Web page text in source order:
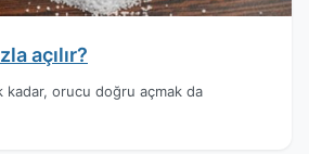
açılır?
orucu doğru açmak da